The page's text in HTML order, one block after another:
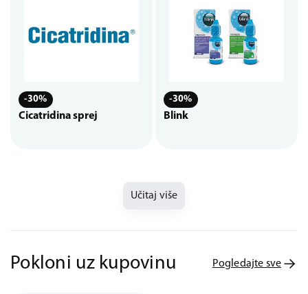
-30%
Cicatridina sprej
-30%
Blink
Učitaj više
Pokloni uz kupovinu Pogledajte sve